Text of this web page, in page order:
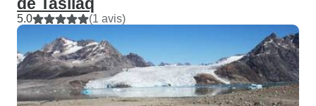
5.0 (1 avis)